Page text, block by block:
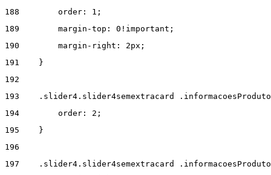
188
        order: 1;
189
        margin-top: 0!important;
190
        margin-right: 2px;
191
    }
192
193
.slider4.slider4semextracard
194
        order: 2;
195
    }
196
197
.slider4.slider4semextracard